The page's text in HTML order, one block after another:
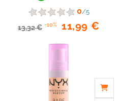
0/5
13,32 € -10% 11,99 €